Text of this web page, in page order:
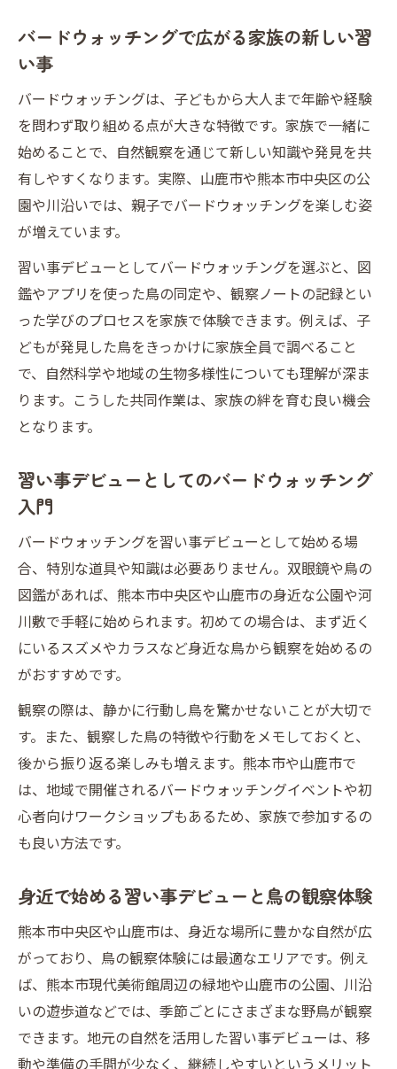
教室
大人も子供も楽しめる山鹿市の習い事デビ
ュー
習い事デビューと山鹿市の自然観察を両立
する方法
熊本で見つかる心豊かなバードウォッチング体
験
熊本で習い事デビューに最適なバードウォ
ッチング
習い事デビューで楽しむ熊本の自然観察体
験
熊本で始まる家族の習い事デビューと鳥の
世界
熊本の自然を活かした習い事デビューの魅
習い事デビューと熊本の豊かな自然体験の
大人も子供も始めやすい自然観察の始め方
大人も子供も安心の習い事デビュー自然観
察入門
習い事デビューで始める自然観察のコツと
ポイント
家族で楽しむ自然観察の習い事デビュー方
法
習い事デビューに適した自然観察の実践例
大人と子供が共に学ぶ自然観察の魅力と習
い事デビュー
暮らしを彩る習い事デビューと地域体験のすす
め
地域体験で広がる習い事デビューの可能性
案
家族の思い出を作る習い事デビューと地域
習い事デビューが叶える地域交流のきっか
け
バードウォッチングで広がる家族の新しい習
い事
バードウォッチングは、子どもから大人まで年齢や経験
を問わず取り組める点が大きな特徴です。家族で一緒に
始めることで、自然観察を通じて新しい知識や発見を共
有しやすくなります。実際、山鹿市や熊本市中央区の公
園や川沿いでは、親子でバードウォッチングを楽しむ姿
が増えています。
習い事デビューとしてバードウォッチングを選ぶと、図
鑑やアプリを使った鳥の同定や、観察ノートの記録とい
った学びのプロセスを家族で体験できます。例えば、子
どもが発見した鳥をきっかけに家族全員で調べること
で、自然科学や地域の生物多様性についても理解が深ま
ります。こうした共同作業は、家族の絆を育む良い機会
となります。
習い事デビューとしてのバードウォッチング
入門
バードウォッチングを習い事デビューとして始める場
合、特別な道具や知識は必要ありません。双眼鏡や鳥の
図鑑があれば、熊本市中央区や山鹿市の身近な公園や河
川敷で手軽に始められます。初めての場合は、まず近く
にいるスズメやカラスなど身近な鳥から観察を始めるの
がおすすめです。
観察の際は、静かに行動し鳥を驚かせないことが大切で
す。また、観察した鳥の特徴や行動をメモしておくと、
後から振り返る楽しみも増えます。熊本市や山鹿市で
は、地域で開催されるバードウォッチングイベントや初
心者向けワークショップもあるため、家族で参加するの
も良い方法です。
身近で始める習い事デビューと鳥の観察体験
熊本市中央区や山鹿市は、身近な場所に豊かな自然が広
がっており、鳥の観察体験には最適なエリアです。例え
ば、熊本市現代美術館周辺の緑地や山鹿市の公園、川沿
いの遊歩道などでは、季節ごとにさまざまな野鳥が観察
できます。地元の自然を活用した習い事デビューは、移
動や準備の手間が少なく、継続しやすいというメリット